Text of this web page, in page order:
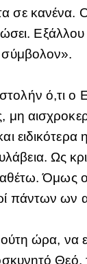
κανένα.
σύμβολον».
ό,τι ο
Ως
Όμως
πάντων ων
ώρα,
Θεό,